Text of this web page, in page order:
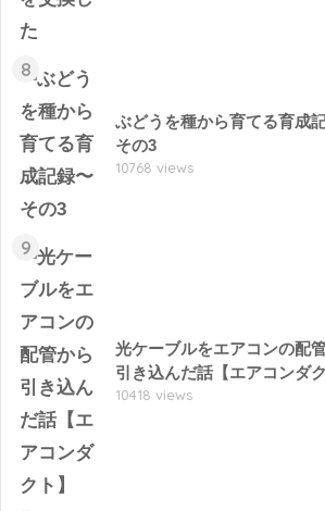
8
ぶどうを種から育てる育成
その3
10768 views
9
光ケーブルをエアコンの配
引き込んだ話【エアコンダク
10418 views